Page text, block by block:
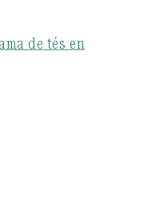
de tés en